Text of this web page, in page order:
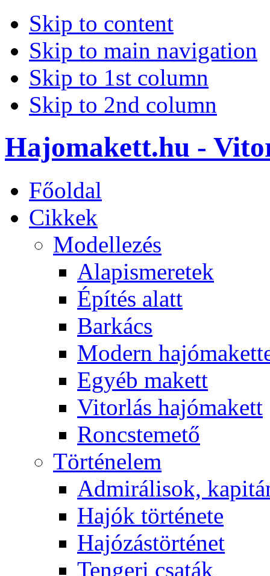
Skip to content
Skip to main navigation
Skip to 1st column
Skip to 2nd column
Hajomakett.hu -
Főoldal
Cikkek
Modellezés
Alapismeretek
Építés alatt
Barkács
Modern
Egyéb makett
Vitorlás hajómakett
Roncstemető
Történelem
Admirálisok,
Hajók története
Hajózástörténet
Tengeri csaták